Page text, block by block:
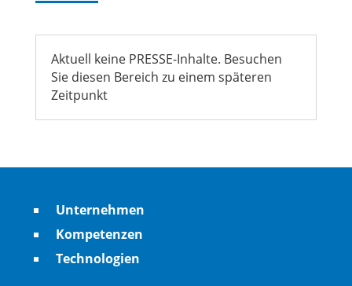
Aktuell keine PRESSE-Inhalte. Besuchen
Sie diesen Bereich zu einem späteren
Zeitpunkt
Unternehmen
Kompetenzen
Technologien